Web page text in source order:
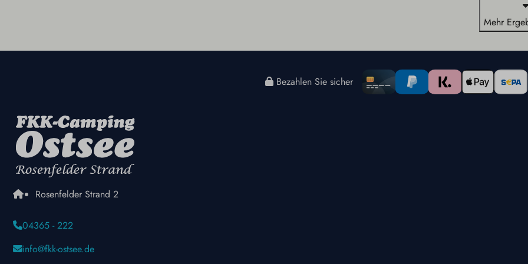
Mehr
Bezahlen Sie sicher
Rosenfelder Strand 2
04365 - 222
info@fkk-ostsee.de